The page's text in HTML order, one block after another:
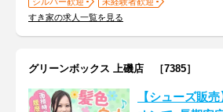
すき家の求人一覧を見る
グリーンボックス 上磯店 ［7385］
【シューズ販